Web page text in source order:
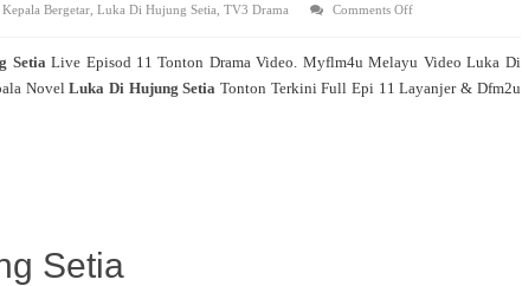
Kepala Bergetar, Luka Di Hujung Setia TV3 Drama Comments Offon
Setia
Episod
SetiaLive Episod 11 Tonton Drama Video. Myflm4u Melayu Video Luka Di
NovelLuka Di Hujung Setia Tonton Terkini Full Epi 11 Layanjer & Dfm2u
Setia